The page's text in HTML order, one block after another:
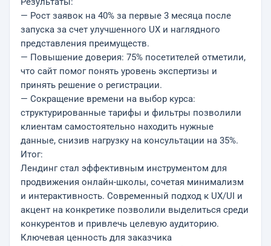
Результаты:
— Рост заявок на 40% за первые 3 месяца после
запуска за счет улучшенного UX и наглядного
представления преимуществ.
— Повышение доверия: 75% посетителей отметили,
что сайт помог понять уровень экспертизы и
принять решение о регистрации.
— Сокращение времени на выбор курса:
структурированные тарифы и фильтры позволили
клиентам самостоятельно находить нужные
данные, снизив нагрузку на консультации на 35%.
Итог:
Лендинг стал эффективным инструментом для
продвижения онлайн-школы, сочетая минимализм
и интерактивность. Современный подход к UX/UI и
акцент на конкретике позволили выделиться среди
конкурентов и привлечь целевую аудиторию.
Ключевая ценность для заказчика